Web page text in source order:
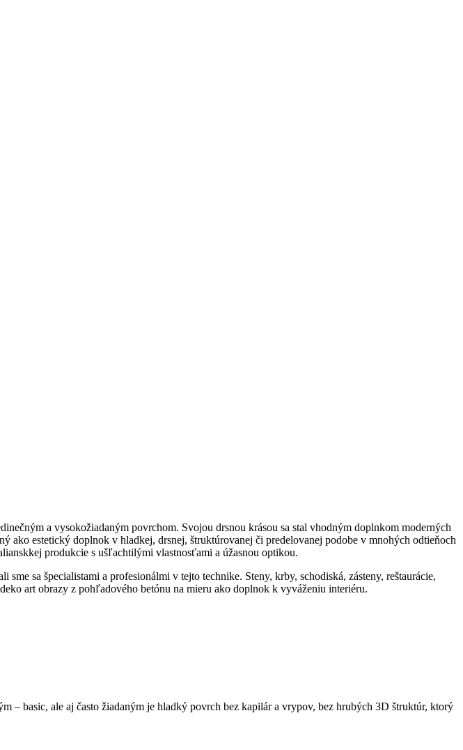
a vysokožiadaným povrchom. Svojou drsnou krásou sa stal vhodným doplnkom moderných
ako estetický doplnok v hladkej, drsnej, štruktúrovanej či predelovanej podobe v mnohých odtieňoch
produkcie s ušľachtilými vlastnosťami a úžasnou optikou.
sa špecialistami a profesionálmi v tejto technike. Steny, krby, schodiská, zásteny, reštaurácie,
art obrazy z pohľadového betónu na mieru ako doplnok k vyváženiu interiéru.
– basic, ale aj často žiadaným je hladký povrch bez kapilár a vrypov, bez hrubých 3D štruktúr, ktorý